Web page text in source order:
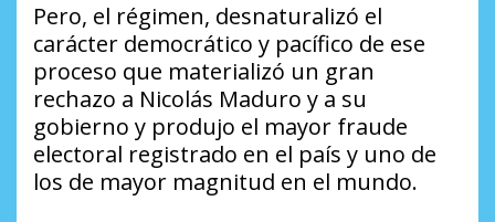
Pero, el régimen, desnaturalizó el
carácter democrático y pacífico de ese
proceso que materializó un gran
rechazo a Nicolás Maduro y a su
gobierno y produjo el mayor fraude
electoral registrado en el país y uno de
los de mayor magnitud en el mundo.